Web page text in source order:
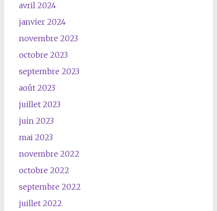
avril 2024
janvier 2024
novembre 2023
octobre 2023
septembre 2023
août 2023
juillet 2023
juin 2023
mai 2023
novembre 2022
octobre 2022
septembre 2022
juillet 2022